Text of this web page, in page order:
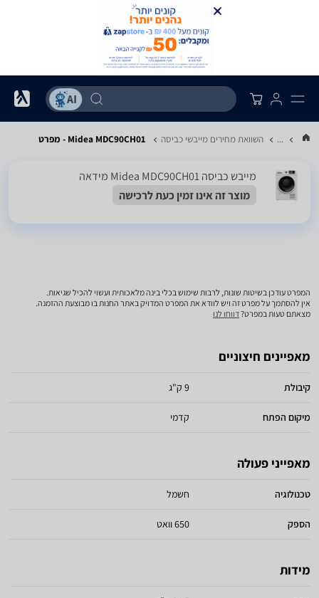
... השוואת מחירים מייבשי כביסה Midea MDC90CH01 - מפרט
מייבש כביסה Midea MDC90CH01 מידאה
מוצר זה אינו זמין כעת לרכישה
המפרט עודכן בשיטות שונות, לרבות שימוש בכלי בינה מלאכותית ועשוי להכיל שגיאות.
אין להסתמך על מפרט זה ויש לוודא את המפרט המדויק באתר החנות בו מבוצעת ההזמנה.
מצאתם טעות במפרט?דווחו לנו
מאפיינים חיצוניים
קיבולת 9 ק"ג
מיקום הפתח קדמי
מאפייני פעולה
טכנולוגיה חשמל
הספק 650 וואט
מידות